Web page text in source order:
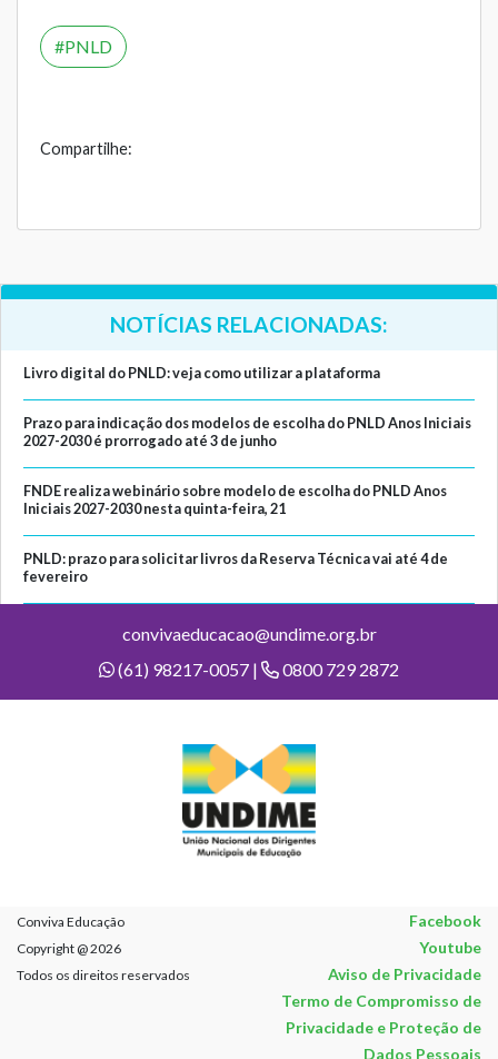
PNLD
Compartilhe:
NOTÍCIAS RELACIONADAS:
Livro digital do PNLD: veja como utilizar a plataforma
Prazo para indicação dos modelos de escolha do PNLD Anos Iniciais
2027-2030 é prorrogado até 3 de junho
FNDE realiza webinário sobre modelo de escolha do PNLD Anos
Iniciais 2027-2030 nesta quinta-feira, 21
PNLD: prazo para solicitar livros da Reserva Técnica vai até 4 de
fevereiro
convivaeducacao@undime.org.br
(61) 98217-0057 |
0800 729 2872
Conviva Educação Facebook
Copyright @ 2026 Youtube
Todos os direitos reservados
Aviso de Privacidade
Termo de Compromisso de
Privacidade e Proteção de
Dados Pessoais